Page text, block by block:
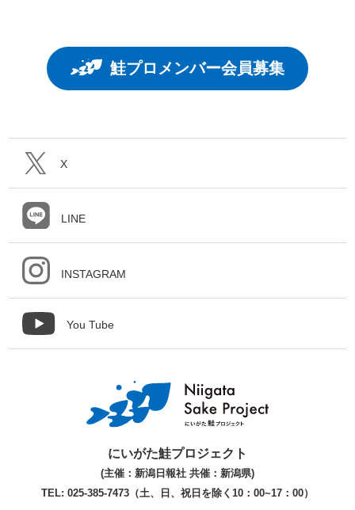
鮭プロメンバー会員募集
X
LINE
INSTAGRAM
You Tube
にいがた鮭プロジェクト
(主催：新潟日報社 共催：新潟県)
TEL: 025-385-7473（土、日、祝日を除く10：00~17：00）